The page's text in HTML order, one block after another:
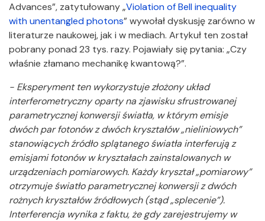
Advances”, zatytułowany „Violation of Bell inequality
with unentangled photons” wywołał dyskusję zarówno w
literaturze naukowej, jak i w mediach. Artykuł ten został
pobrany ponad 23 tys. razy. Pojawiały się pytania: „Czy
właśnie złamano mechanikę kwantową?”.
- Eksperyment ten wykorzystuje złożony układ
interferometryczny oparty na zjawisku sfrustrowanej
parametrycznej konwersji światła, w którym emisje
dwóch par fotonów z dwóch kryształów „nieliniowych”
stanowiących źródło splątanego światła interferują z
emisjami fotonów w kryształach zainstalowanych w
urządzeniach pomiarowych. Każdy kryształ „pomiarowy”
otrzymuje światło parametrycznej konwersji z dwóch
rożnych kryształów źródłowych (stąd „splecenie”).
Interferencja wynika z faktu, że gdy zarejestrujemy w